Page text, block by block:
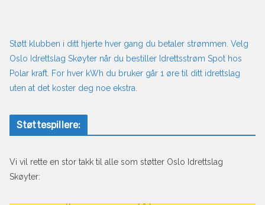
Støtt klubben i ditt hjerte hver gang du betaler strømmen. Velg
Oslo Idrettslag Skøyter når du bestiller Idrettsstrøm Spot hos
Polar kraft. For hver kWh du bruker går 1 øre til ditt idrettslag
uten at det koster deg noe ekstra.
Støttespillere:
Vi vil rette en stor takk til alle som støtter Oslo Idrettslag
Skøyter: